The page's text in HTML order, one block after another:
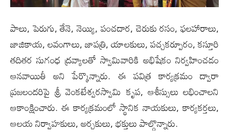
పాలు, పెరుగు, తేనె, నెయ్యి, పంచదార, చెరుకు రసం, ఫలహారాలు,
జాజికాయ, లవంగాలు, జాపత్రి, యాలకులు, పచ్చకర్పూరం, కస్తూరి
తదితర సుగంధ ద్రవ్యాలతో స్వామివారికి అభిషేకం నిర్వహించడం
ఆనవాయితీ అని పేర్కొన్నారు. ఈ పవిత్ర కార్యక్రమం ద్వారా
ప్రజలందరిపై శ్రీ వెంకటేశ్వరస్వామి కృప, ఆశీస్సులు లభించాలని
ఆకాంక్షించారు. ఈ కార్యక్రమంలో స్థానిక నాయకులు, కార్యకర్తలు,
ఆలయ నిర్వాహకులు, అర్చకులు, భక్తులు పాల్గొన్నారు.